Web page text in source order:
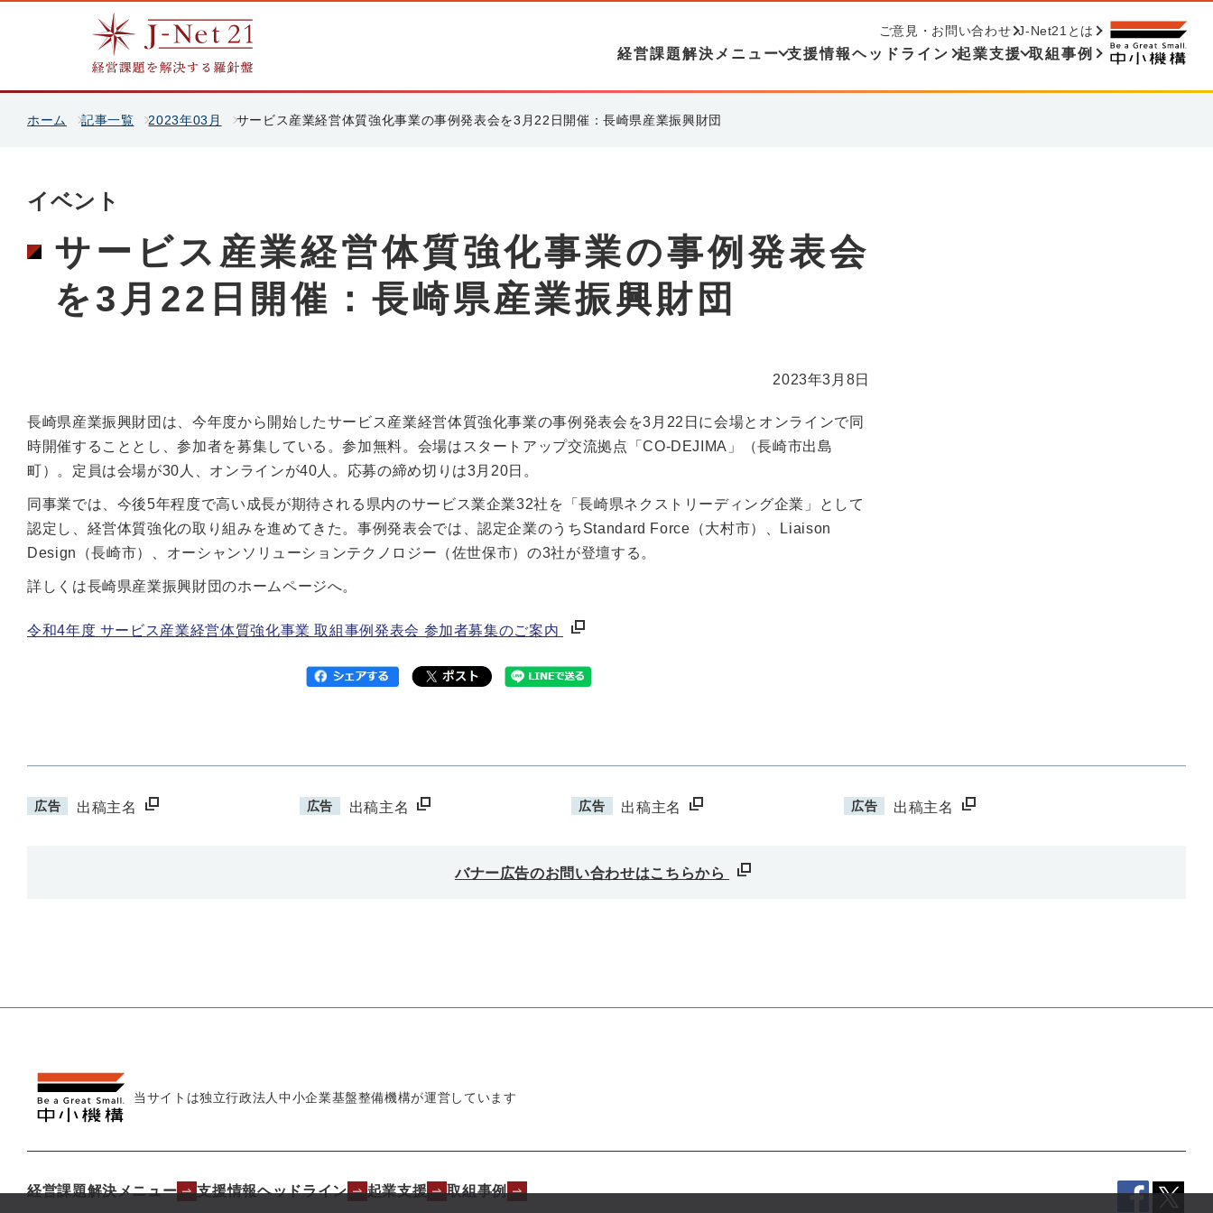
経営課題解決メニュー 支援情報ヘッドライン 起業支援 取組事例
ご意見・お問い合わせ J-Net21とは
ホーム 記事一覧 2023年03月 サービス産業経営体質強化事業の事例発表会を3月22日開催：長崎県産業振興財団
イベント
サービス産業経営体質強化事業の事例発表会
を3月22日開催：長崎県産業振興財団
2023年3月8日
長崎県産業振興財団は、今年度から開始したサービス産業経営体質強化事業の事例発表会を3月22日に会場とオンラインで同
時開催することとし、参加者を募集している。参加無料。会場はスタートアップ交流拠点「CO-DEJIMA」（長崎市出島
町）。定員は会場が30人、オンラインが40人。応募の締め切りは3月20日。
同事業では、今後5年程度で高い成長が期待される県内のサービス業企業32社を「長崎県ネクストリーディング企業」として
認定し、経営体質強化の取り組みを進めてきた。事例発表会では、認定企業のうちStandard Force（大村市）、Liaison
Design（長崎市）、オーシャンソリューションテクノロジー（佐世保市）の3社が登壇する。
詳しくは長崎県産業振興財団のホームページへ。
令和4年度 サービス産業経営体質強化事業 取組事例発表会 参加者募集のご案内
広告 出稿主名 広告 出稿主名 広告 出稿主名 広告 出稿主名
バナー広告のお問い合わせはこちらから
当サイトは独立行政法人中小企業基盤整備機構が運営しています
経営課題解決メニュー 支援情報ヘッドライン 起業支援 取組事例